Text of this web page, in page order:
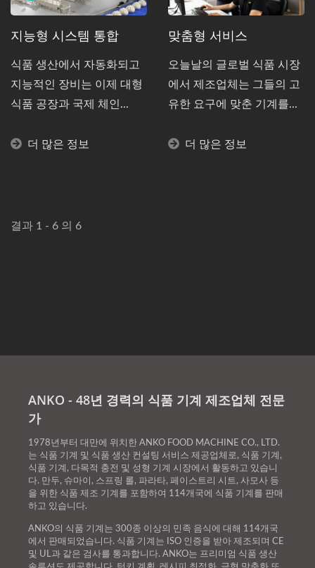
지능형 시스템 통합
식품 생산에서 자동화되고
지능적인 장비는 이제 대형
식품 공장과 국제 체인...
더 많은 정보
맞춤형 서비스
오늘날의 글로벌 식품 시장
에서 제조업체는 그들의 고
유한 요구에 맞춘 기계를...
더 많은 정보
결과 1 - 6 의 6
ANKO - 48년 경력의 식품 기계 제조업체 전문
가
1978년부터 대만에 위치한 ANKO FOOD MACHINE CO., LTD.
는 식품 기계 및 식품 생산 컨설팅 서비스 제공업체로, 식품 기계,
식품 기계, 다목적 충전 및 성형 기계 시장에서 활동하고 있습니
다. 만두, 슈마이, 스프링 롤, 파라타, 페이스트리 시트, 사모사 등
을 위한 식품 제조 기계를 포함하여 114개국에 식품 기계를 판매
하고 있습니다.
ANKO의 식품 기계는 300종 이상의 민족 음식에 대해 114개국
에서 판매되었습니다. 식품 기계는 ISO 인증을 받아 제조되며 CE
및 UL과 같은 검사를 통과합니다. ANKO는 프리미엄 식품 생산